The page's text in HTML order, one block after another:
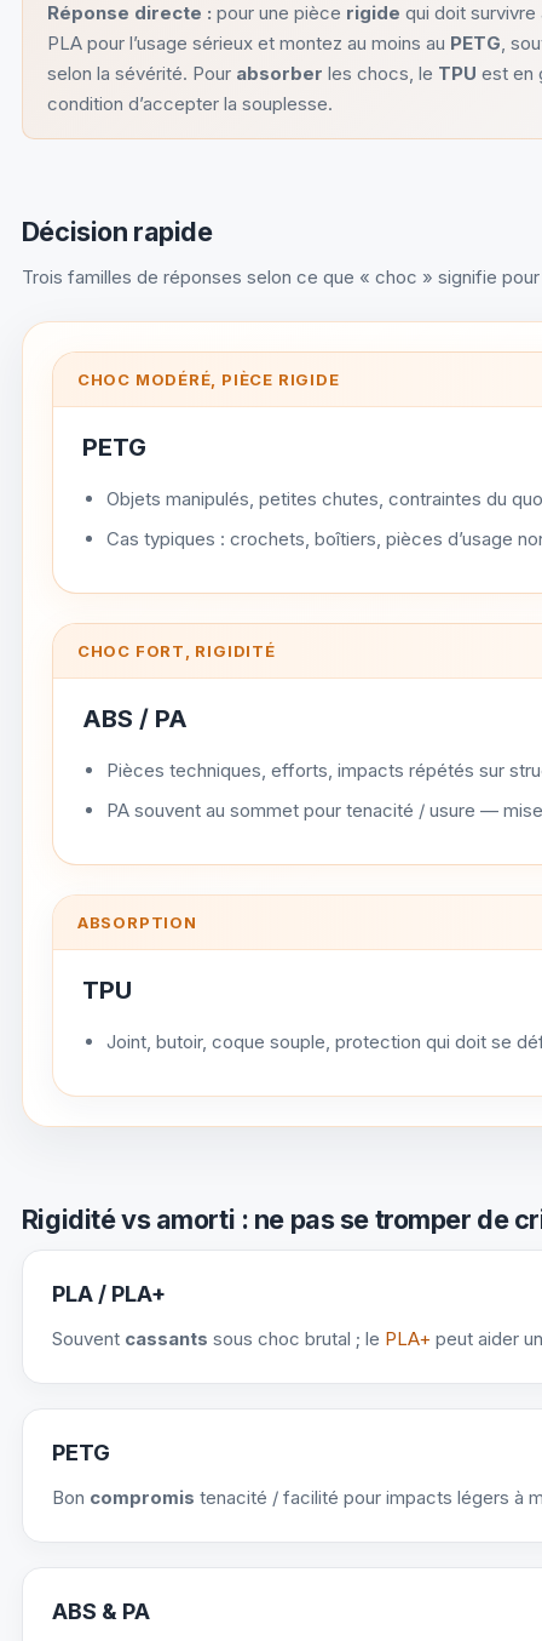
Réponse directe : pour une pièce rigide qui doit
PLA pour l’usage sérieux et montez au moins au PETG,
selon la sévérité. Pour absorber les chocs, le TPU est en
condition d’accepter la souplesse.
Décision rapide
Trois familles de réponses selon ce que « choc » signifie
CHOC MODÉRÉ, PIÈCE RIGIDE
PETG
Objets manipulés, petites chutes, contraintes du
Cas typiques : crochets, boîtiers, pièces d’usage
CHOC FORT, RIGIDITÉ
ABS / PA
Pièces techniques, efforts, impacts répétés sur
PA souvent au sommet pour tenacité / usure —
ABSORPTION
TPU
Joint, butoir, coque souple, protection qui doit se
Rigidité vs amorti : ne pas se tromper de
PLA / PLA+
Souvent cassants sous choc brutal ; le PLA+ peut aider
PETG
Bon compromis tenacité / facilité pour impacts légers à
ABS & PA